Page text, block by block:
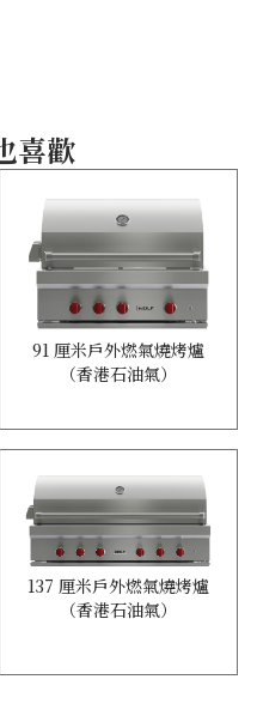
喜歡
91 厘米戶外燃氣燒烤爐
（香港石油氣）
137 厘米戶外燃氣燒烤爐
（香港石油氣）